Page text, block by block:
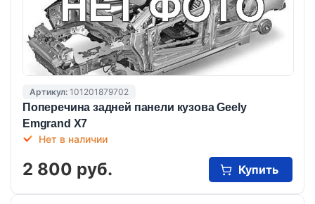
Артикул: 101201879702
Поперечина задней панели кузова Geely
Emgrand X7
Нет в наличии
2 800 руб. Купить